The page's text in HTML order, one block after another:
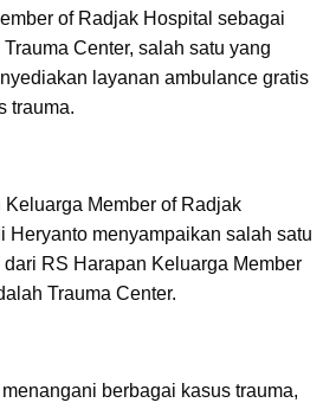
of Radjak Hospital sebagai
Center, salah satu yang
layanan ambulance gratis
trauma.
Member of Radjak
Heryanto menyampaikan salah satu
RS Harapan Keluarga Member
Trauma Center.
berbagai kasus trauma,